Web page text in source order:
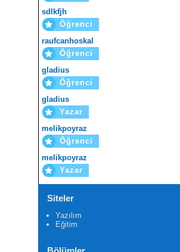
sdlkfjh
Öğrenci
raufcanhoskal
Öğrenci
gladius
Öğrenci
gladius
Yazar
melikpoyraz
Öğrenci
melikpoyraz
Yazar
Siteler
Yazılım
Eğitim